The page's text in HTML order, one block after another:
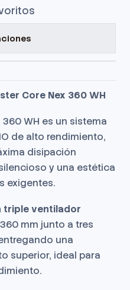
Core Nex 360 WH
WH es un sistema
de alto rendimiento,
disipación
y una estética
exigentes.
triple ventilador
mm junto a tres
una
superior, ideal para